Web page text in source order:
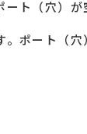
ト（穴）
ポート（